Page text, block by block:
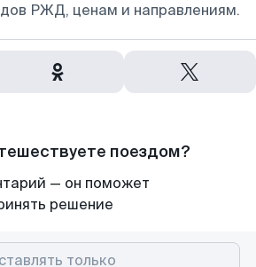
РЖД, ценам и направлениям.
поездом?
— он поможет
решение